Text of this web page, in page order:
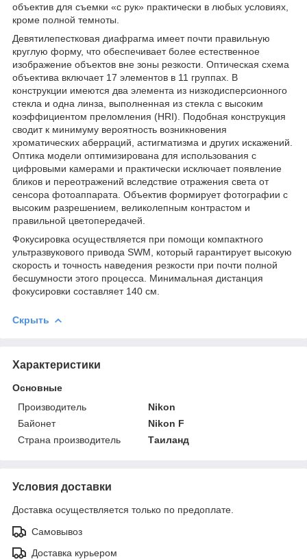
объектив для съемки «с рук» практически в любых условиях,
кроме полной темноты.
Девятилепестковая диафрагма имеет почти правильную
круглую форму, что обеспечивает более естественное
изображение объектов вне зоны резкости. Оптическая схема
объектива включает 17 элементов в 11 группах. В
конструкции имеются два элемента из низкодисперсионного
стекла и одна линза, выполненная из стекла с высоким
коэффициентом преломления (HRI). Подобная конструкция
сводит к минимуму вероятность возникновения
хроматических аберраций, астигматизма и других искажений.
Оптика модели оптимизирована для использования с
цифровыми камерами и практически исключает появление
бликов и переотражений вследствие отражения света от
сенсора фотоаппарата. Объектив формирует фотографии с
высоким разрешением, великолепным контрастом и
правильной цветопередачей.
Фокусировка осуществляется при помощи компактного
ультразвукового привода SWM, который гарантирует высокую
скорость и точность наведения резкости при почти полной
бесшумности этого процесса. Минимальная дистанция
фокусировки составляет 140 см.
Скрыть
Характеристики
Основные
Производитель
Nikon
Байонет
Nikon F
Страна производитель
Таиланд
Условия доставки
Доставка осуществляется только по предоплате.
Самовывоз
Доставка курьером